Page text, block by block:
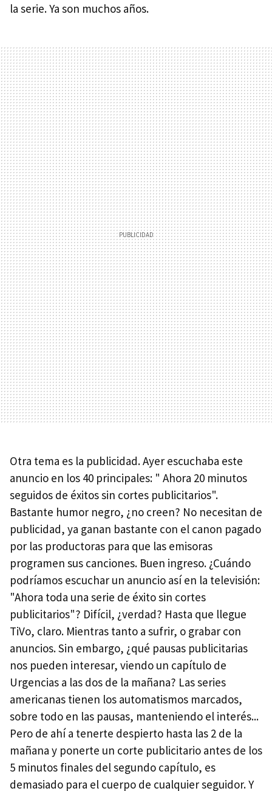
la serie. Ya son muchos años.
Otra tema es la publicidad. Ayer escuchaba este
anuncio en los 40 principales: " Ahora 20 minutos
seguidos de éxitos sin cortes publicitarios".
Bastante humor negro, ¿no creen? No necesitan de
publicidad, ya ganan bastante con el canon pagado
por las productoras para que las emisoras
programen sus canciones. Buen ingreso. ¿Cuándo
podríamos escuchar un anuncio así en la televisión:
"Ahora toda una serie de éxito sin cortes
publicitarios"? Difícil, ¿verdad? Hasta que llegue
TiVo, claro. Mientras tanto a sufrir, o grabar con
anuncios. Sin embargo, ¿qué pausas publicitarias
nos pueden interesar, viendo un capítulo de
Urgencias a las dos de la mañana? Las series
americanas tienen los automatismos marcados,
sobre todo en las pausas, manteniendo el interés...
Pero de ahí a tenerte despierto hasta las 2 de la
mañana y ponerte un corte publicitario antes de los
5 minutos finales del segundo capítulo, es
demasiado para el cuerpo de cualquier seguidor. Y